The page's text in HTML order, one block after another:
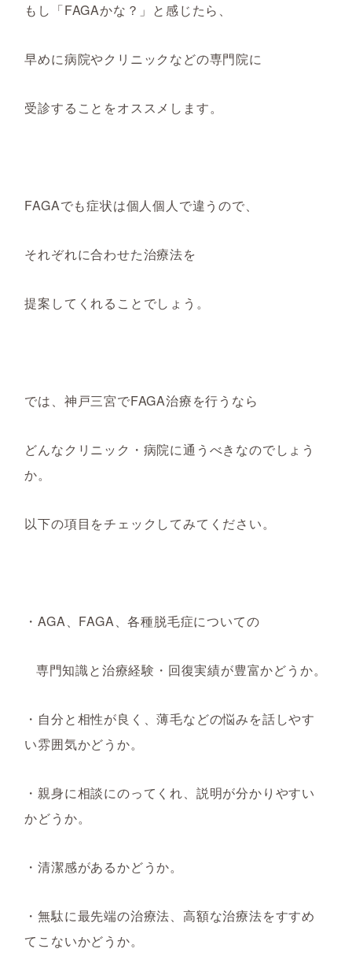
もし「FAGAかな？」と感じたら、
早めに病院やクリニックなどの専門院に
受診することをオススメします。
FAGAでも症状は個人個人で違うので、
それぞれに合わせた治療法を
提案してくれることでしょう。
では、神戸三宮でFAGA治療を行うなら
どんなクリニック・病院に通うべきなのでしょう
か。
以下の項目をチェックしてみてください。
・AGA、 FAGA、各種脱毛症についての
専門知識と治療経験・回復実績が豊富かどうか。
・自分と相性が良く、薄毛などの悩みを話しやす
い雰囲気かどうか。
・親身に相談にのってくれ、説明が分かりやすい
かどうか。
・清潔感があるかどうか。
・無駄に最先端の治療法、高額な治療法をすすめ
てこないかどうか。